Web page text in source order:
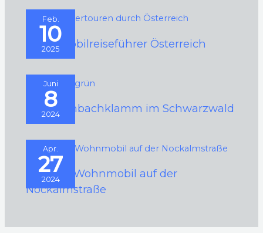
Feb.
10
2025
Wohnmobilreiseführer Österreich
Juni
8
2024
Die Lotenbachklamm im Schwarzwald
Apr.
27
2024
Mit dem Wohnmobil auf der
Nockalmstraße